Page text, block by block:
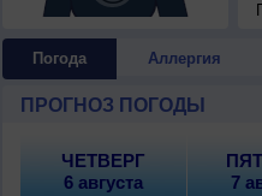
Погода Аллергия
ПРОГНОЗ ПОГОДЫ
ЧЕТВЕРГ
6 августа
7